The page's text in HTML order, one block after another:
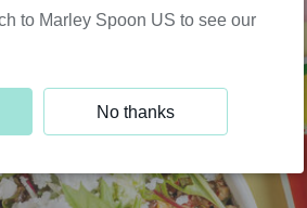
to Marley Spoon US to see our
No thanks